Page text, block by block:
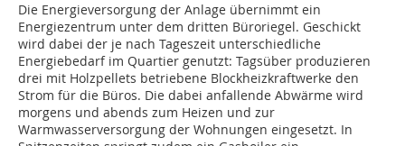
Die Energieversorgung der Anlage übernimmt ein
Energiezentrum unter dem dritten Büroriegel. Geschickt
wird dabei der je nach Tageszeit unterschiedliche
Energiebedarf im Quartier genutzt: Tagsüber produzieren
drei mit Holzpellets betriebene Blockheizkraftwerke den
Strom für die Büros. Die dabei anfallende Abwärme wird
morgens und abends zum Heizen und zur
Warmwasserversorgung der Wohnungen eingesetzt. In